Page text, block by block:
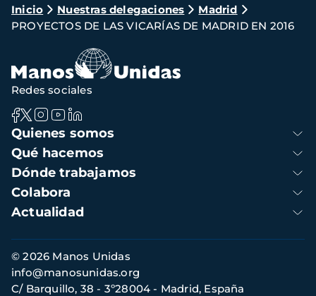
Ruta
de
navegación
Inicio Nuestras delegaciones
Madrid
PROYECTOS DE LAS VICARÍAS DE MADRID EN 2016
Navegación
principal
Quienes somos
Qué hacemos
Dónde trabajamos
Colabora
Actualidad
Redes sociales
Información
de
contacto
© 2026 Manos Unidas
C/ Barquillo, 38 - 3º28004 - Madrid, España
info@manosunidas.org